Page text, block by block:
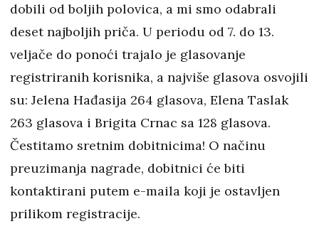
dobili od boljih polovica, a mi smo odabrali
deset najboljih priča. U periodu od 7. do 13.
veljače do ponoći trajalo je glasovanje
registriranih korisnika, a najviše glasova osvojili
su: Jelena Hađasija 264 glasova, Elena Taslak
263 glasova i Brigita Crnac sa 128 glasova.
Čestitamo sretnim dobitnicima! O načinu
preuzimanja nagrade, dobitnici će biti
kontaktirani putem e-maila koji je ostavljen
prilikom registracije.